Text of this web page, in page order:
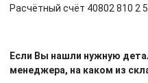
Расчётный счёт 40802 810 2
Если Вы нашли нужную
менеджера, на каком из